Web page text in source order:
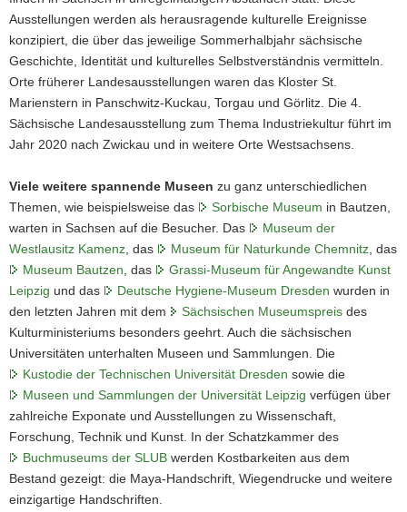
Ausstellungen werden als herausragende kulturelle Ereignisse
konzipiert, die über das jeweilige Sommerhalbjahr sächsische
Geschichte, Identität und kulturelles Selbstverständnis vermitteln.
Orte früherer Landesausstellungen waren das Kloster St.
Marienstern in Panschwitz-Kuckau, Torgau und Görlitz. Die 4.
Sächsische Landesausstellung zum Thema Industriekultur führt im
Jahr 2020 nach Zwickau und in weitere Orte Westsachsens.
Viele weitere spannende Museen zu ganz unterschiedlichen
Themen, wie beispielsweise das
Sorbische Museum in Bautzen,
warten in Sachsen auf die Besucher. Das
Museum der
Westlausitz Kamenz , das Museum für Naturkunde Chemnitz , das
Museum Bautzen , das
Grassi-Museum für Angewandte Kunst
Leipzig und das Deutsche Hygiene-Museum Dresden wurden in
den letzten Jahren mit dem
Sächsischen Museumspreis des
Kulturministeriums besonders geehrt. Auch die sächsischen
Universitäten unterhalten Museen und Sammlungen. Die
Kustodie der Technischen Universität Dresden sowie die
Museen und Sammlungen der Universität Leipzig verfügen über
zahlreiche Exponate und Ausstellungen zu Wissenschaft,
Forschung, Technik und Kunst. In der Schatzkammer des
Buchmuseums der SLUB werden Kostbarkeiten aus dem
Bestand gezeigt: die Maya-Handschrift, Wiegendrucke und weitere
einzigartige Handschriften.